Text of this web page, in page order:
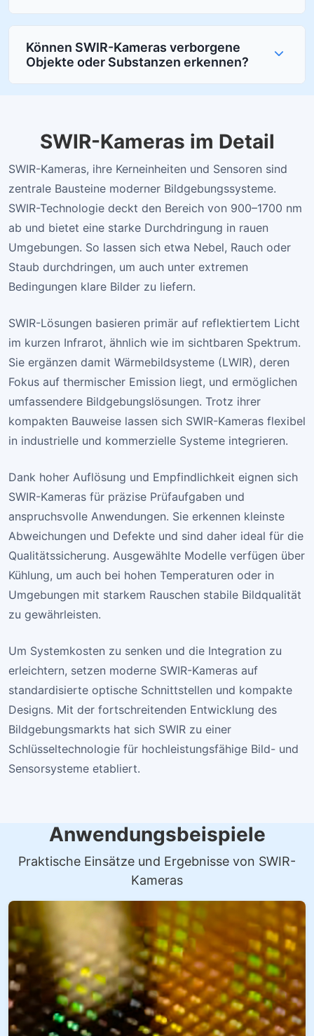
Können SWIR-Kameras verborgene
Objekte oder Substanzen erkennen?
SWIR-Kameras im Detail
SWIR-Kameras, ihre Kerneinheiten und Sensoren sind
zentrale Bausteine moderner Bildgebungssysteme.
SWIR-Technologie deckt den Bereich von 900–1700 nm
ab und bietet eine starke Durchdringung in rauen
Umgebungen. So lassen sich etwa Nebel, Rauch oder
Staub durchdringen, um auch unter extremen
Bedingungen klare Bilder zu liefern.
SWIR-Lösungen basieren primär auf reflektiertem Licht
im kurzen Infrarot, ähnlich wie im sichtbaren Spektrum.
Sie ergänzen damit Wärmebildsysteme (LWIR), deren
Fokus auf thermischer Emission liegt, und ermöglichen
umfassendere Bildgebungslösungen. Trotz ihrer
kompakten Bauweise lassen sich SWIR-Kameras flexibel
in industrielle und kommerzielle Systeme integrieren.
Dank hoher Auflösung und Empfindlichkeit eignen sich
SWIR-Kameras für präzise Prüfaufgaben und
anspruchsvolle Anwendungen. Sie erkennen kleinste
Abweichungen und Defekte und sind daher ideal für die
Qualitätssicherung. Ausgewählte Modelle verfügen über
Kühlung, um auch bei hohen Temperaturen oder in
Umgebungen mit starkem Rauschen stabile Bildqualität
zu gewährleisten.
Um Systemkosten zu senken und die Integration zu
erleichtern, setzen moderne SWIR-Kameras auf
standardisierte optische Schnittstellen und kompakte
Designs. Mit der fortschreitenden Entwicklung des
Bildgebungsmarkts hat sich SWIR zu einer
Schlüsseltechnologie für hochleistungsfähige Bild- und
Sensorsysteme etabliert.
Anwendungsbeispiele
Praktische Einsätze und Ergebnisse von SWIR-
Kameras